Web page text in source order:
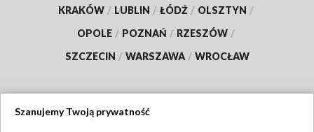
KRAKÓW / LUBLIN / ŁÓDŹ / OLSZTYN /
OPOLE / POZNAŃ / RZESZÓW /
SZCZECIN / WARSZAWA / WROCŁAW
Szanujemy Twoją prywatność